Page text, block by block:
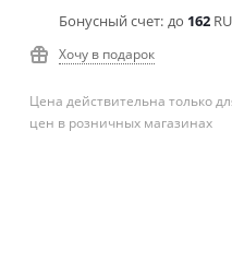
Бонусный счет: до 162
Хочу в подарок
Цена действительна только
цен в розничных магазинах